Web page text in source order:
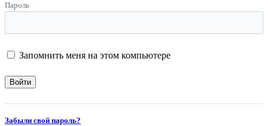
Пароль
Запомнить меня на этом компьютере
Забыли свой пароль?